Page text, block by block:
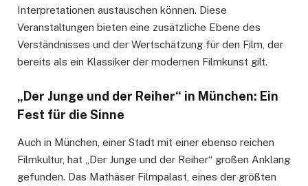
Interpretationen austauschen können. Diese
Veranstaltungen bieten eine zusätzliche Ebene des
Verständnisses und der Wertschätzung für den Film, der
bereits als ein Klassiker der modernen Filmkunst gilt.
„Der Junge und der Reiher“ in München: Ein
Fest für die Sinne
Auch in München, einer Stadt mit einer ebenso reichen
Filmkultur, hat „Der Junge und der Reiher“ großen Anklang
gefunden. Das Mathäser Filmpalast, eines der größten